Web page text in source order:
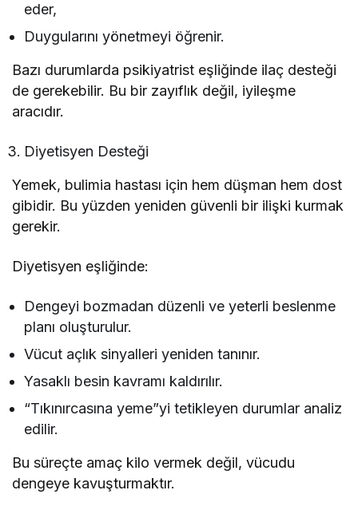
eder,
Duygularını yönetmeyi öğrenir.
Bazı durumlarda psikiyatrist eşliğinde ilaç desteği
de gerekebilir. Bu bir zayıflık değil, iyileşme
aracıdır.
Diyetisyen Desteği
Yemek, bulimia hastası için hem düşman hem dost
gibidir. Bu yüzden yeniden güvenli bir ilişki kurmak
gerekir.
Diyetisyen eşliğinde:
Dengeyi bozmadan düzenli ve yeterli beslenme
planı oluşturulur.
Vücut açlık sinyalleri yeniden tanınır.
Yasaklı besin kavramı kaldırılır.
“Tıkınırcasına yeme”yi tetikleyen durumlar analiz
edilir.
Bu süreçte amaç kilo vermek değil, vücudu
dengeye kavuşturmaktır.